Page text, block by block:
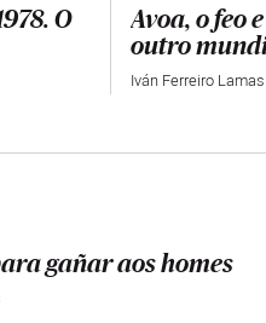
O
Avoa, o feo
outro
Iván Ferreiro Lamas
gañar aos homes